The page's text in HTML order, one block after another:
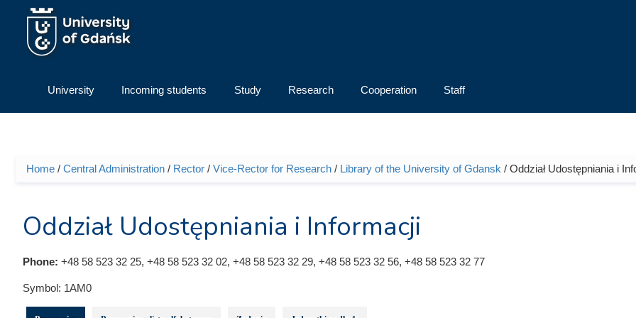
Skip to main content
University Incoming students Study Research Cooperation Staff
You are here
Home / Central Administration / Rector / Vice-Rector for Research / Library of the University of Gdansk / Oddział Udostępniania i
Oddział Udostępniania i Informacji
Phone: +48 58 523 32 25, +48 58 523 32 02, +48 58 523 32 29, +48 58 523 32 56, +48 58 523 32 77
Symbol: 1AM0